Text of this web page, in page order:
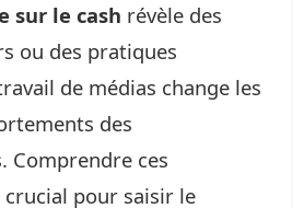
sur le cash révèle des
ou des pratiques
de médias change les
des
Comprendre ces
crucial pour saisir le